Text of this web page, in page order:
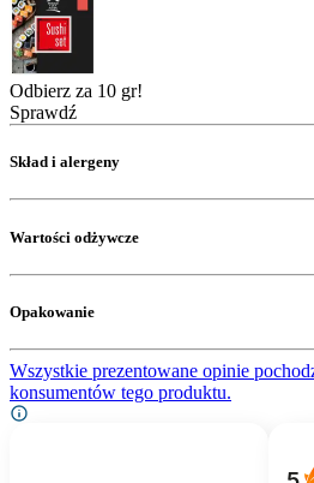
Odbierz za 10 gr!
Sprawdź
Skład i alergeny
Wartości odżywcze
Opakowanie
Wszystkie prezentowane opinie
konsumentów tego produktu.